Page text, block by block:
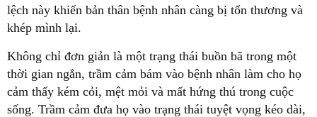
lệch này khiến bản thân bệnh nhân càng bị tổn thương và
khép mình lại.
Không chỉ đơn giản là một trạng thái buồn bã trong một
thời gian ngắn, trầm cảm bám vào bệnh nhân làm cho họ
cảm thấy kém cỏi, mệt mỏi và mất hứng thú trong cuộc
sống. Trầm cảm đưa họ vào trạng thái tuyệt vọng kéo dài,